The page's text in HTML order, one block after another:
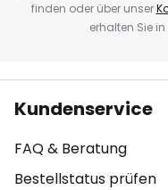
finden oder über unser
erhalten Sie
Kundenservice
FAQ & Beratung
Bestellstatus prüfen